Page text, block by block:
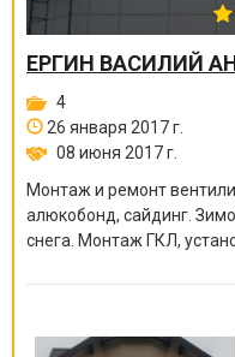
ЕРГИН ВАСИЛИЙ
4
26 января 2017 г.
08 июня 2017 г.
Монтаж и ремонт
алюкобонд, сайдинг.
снега. Монтаж ГКЛ,
работы.